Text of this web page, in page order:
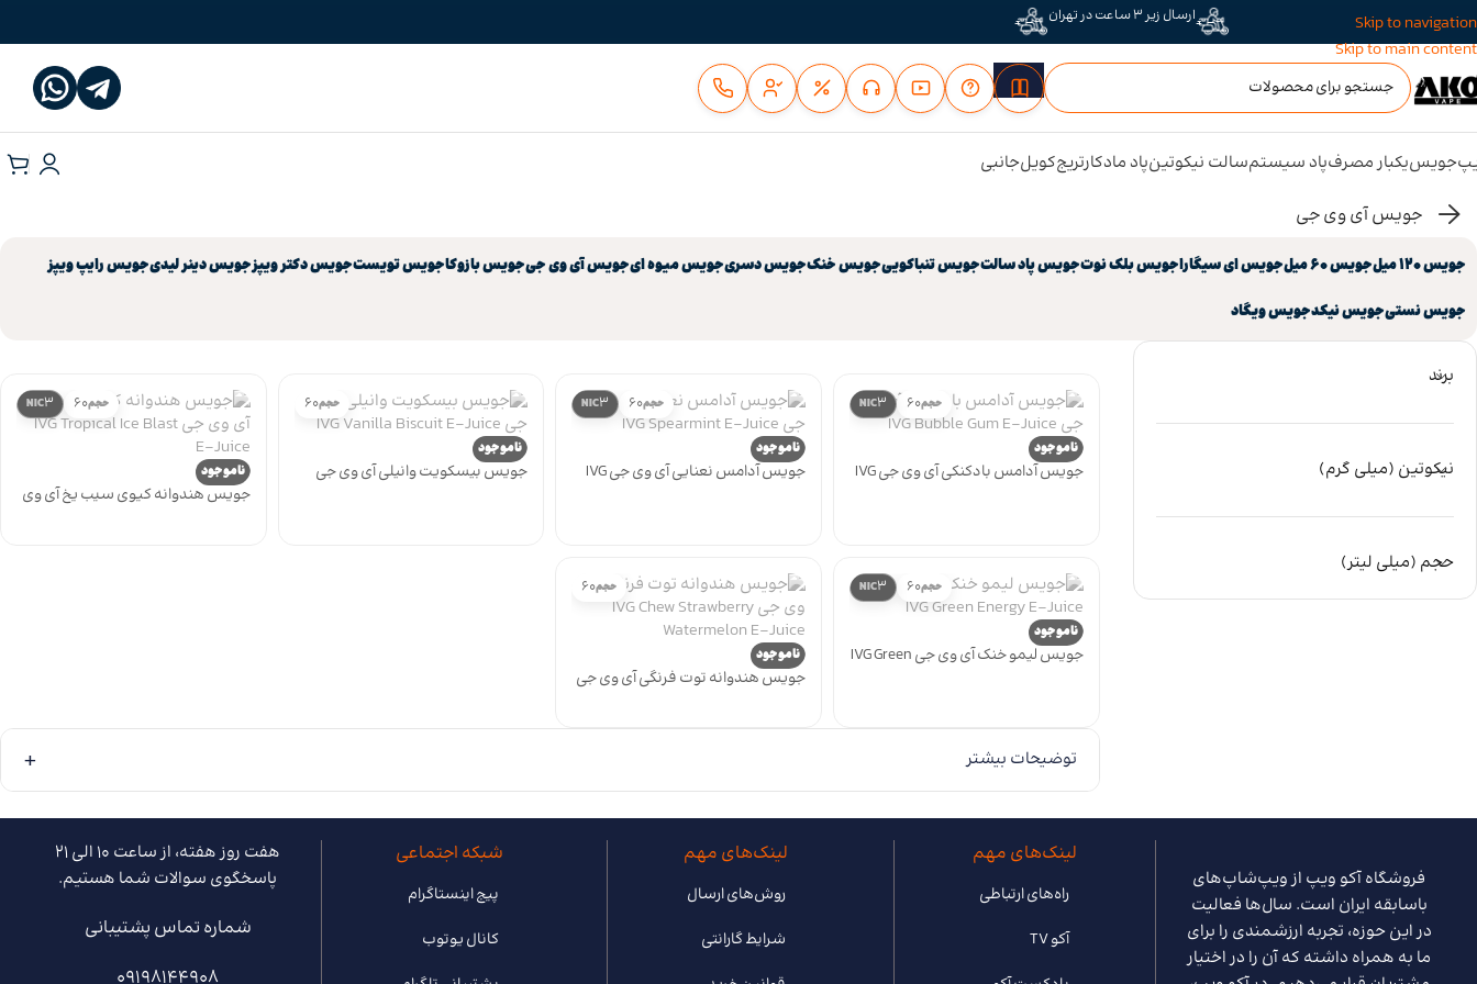
Skip to navigation
Skip to main content
ارسال زیر 3 ساعت در تهران
جویسیکبار مصرفپاد سیستمسالت نیکوتینپاد مادکارتریجکویلجانبی
جویس آی وی جی
جویس 120 میل جویس 60 میل جویس ای سیگاراجویس بلک نوتجویس پاد سالتجویس تنباکوییجویس خنکجویس دسریجویس میوه ایجویس آی وی جیجویس بازوکاجویس تویستجویس دکتر ویپزجویس دینر لیدیجویس رایپ ویپز
جویس نستیجویس نیکدجویس ویگاد
برند
نیکوتین (میلی گرم)
حجم (میلی لیتر)
حجم60
3
NIC
ناموجود
جویس آدامس بادکنکی آی وی جی IVG
حجم60
3
NIC
ناموجود
جویس آدامس نعنایی آی وی جی IVG
حجم60
ناموجود
جویس بیسکویت وانیلی آی وی جی
حجم60
3
NIC
ناموجود
جویس هندوانه کیوی سیب یخ آی وی
حجم60
3
NIC
ناموجود
جویس لیمو خنک آی وی جی IVG Green
حجم60
ناموجود
جویس هندوانه توت فرنگی آی وی جی
توضیحات بیشتر
فروشگاه آکو ویپ از ویپ‌شاپ‌های
باسابقه ایران است. سال‌ها فعالیت
در این حوزه، تجربه ارزشمندی را برای
ما به همراه داشته که آن را در اختیار
لینک‌های مهم
راه‌های ارتباطی
آکو TV
لینک‌های مهم
روش‌های ارسال
شرایط گارانتی
شبکه اجتماعی
پیج اینستاگرام
کانال یوتوب
هفت روز هفته، از ساعت 10 الی 21
پاسخگوی سوالات شما هستیم.
شماره تماس پشتیبانی
09198144908